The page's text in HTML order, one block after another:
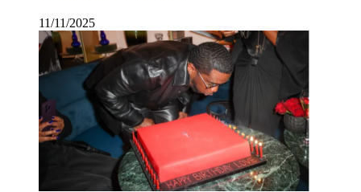
11/11/2025